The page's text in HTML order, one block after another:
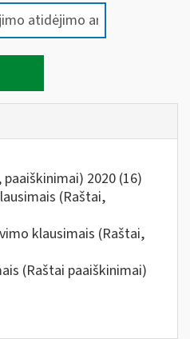
2020 (16)
(Raštai,
klausimais (Raštai,
(Raštai paaiškinimai)